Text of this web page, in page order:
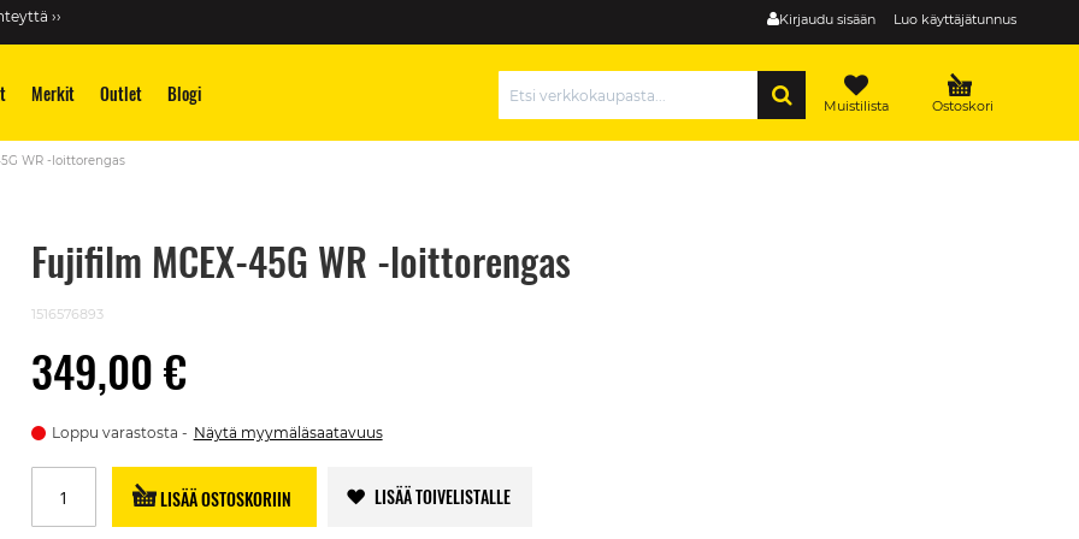
Kirjaudu sisään Luo käyttäjätunnus
››
Merkit Outlet Blogi Ostoskori
Muistilista
WR -loittorengas
Fujifilm MCEX-45G WR -loittorengas
1516576893
349,00 €
Loppu varastosta Näytä myymäläsaatavuus
LISÄÄ OSTOSKORIIN LISÄÄ TOIVELISTALLE